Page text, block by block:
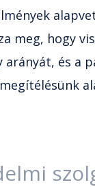
meg, hogy
arányát, és a